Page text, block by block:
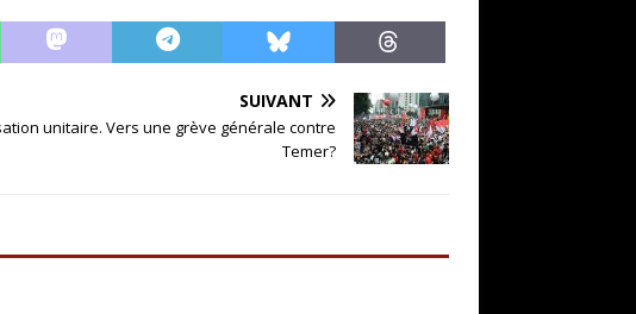
SUIVANT
unitaire. Vers une grève générale contre
Temer?